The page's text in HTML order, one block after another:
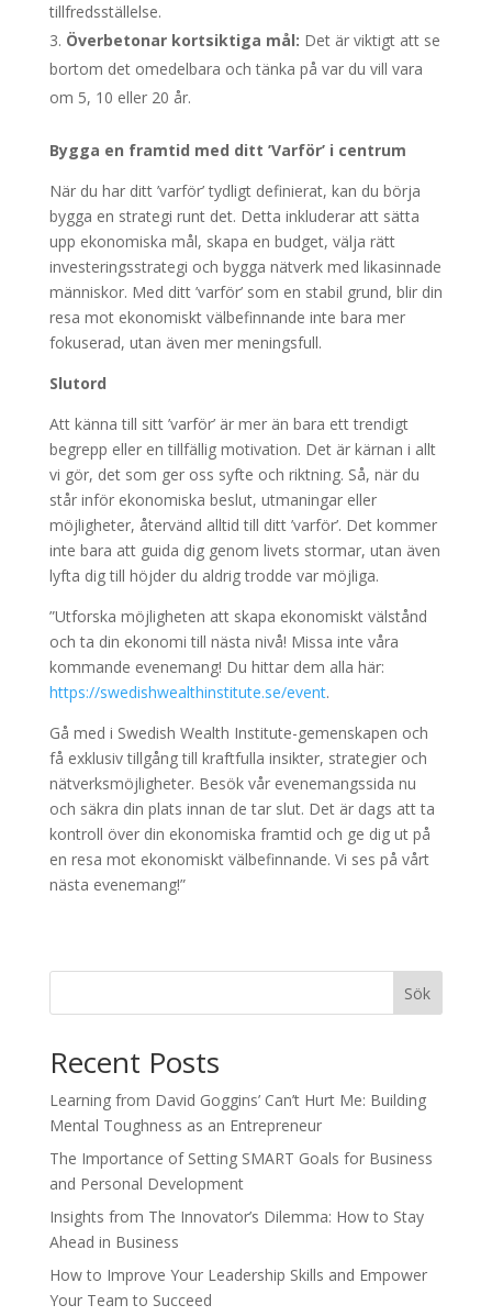
tillfredsställelse.
Överbetonar kortsiktiga mål: Det är viktigt att se
bortom det omedelbara och tänka på var du vill vara
om 5, 10 eller 20 år.
Bygga en framtid med ditt ’Varför’ i centrum
När du har ditt ’varför’ tydligt definierat, kan du börja
bygga en strategi runt det. Detta inkluderar att sätta
upp ekonomiska mål, skapa en budget, välja rätt
investeringsstrategi och bygga nätverk med likasinnade
människor. Med ditt ’varför’ som en stabil grund, blir din
resa mot ekonomiskt välbefinnande inte bara mer
fokuserad, utan även mer meningsfull.
Slutord
Att känna till sitt ’varför’ är mer än bara ett trendigt
begrepp eller en tillfällig motivation. Det är kärnan i allt
vi gör, det som ger oss syfte och riktning. Så, när du
står inför ekonomiska beslut, utmaningar eller
möjligheter, återvänd alltid till ditt ’varför’. Det kommer
inte bara att guida dig genom livets stormar, utan även
lyfta dig till höjder du aldrig trodde var möjliga.
”Utforska möjligheten att skapa ekonomiskt välstånd
och ta din ekonomi till nästa nivå! Missa inte våra
kommande evenemang! Du hittar dem alla här:
https://swedishwealthinstitute.se/event.
Gå med i Swedish Wealth Institute-gemenskapen och
få exklusiv tillgång till kraftfulla insikter, strategier och
nätverksmöjligheter. Besök vår evenemangssida nu
och säkra din plats innan de tar slut. Det är dags att ta
kontroll över din ekonomiska framtid och ge dig ut på
en resa mot ekonomiskt välbefinnande. Vi ses på vårt
nästa evenemang!”
Sök
Recent Posts
Learning from David Goggins’ Can’t Hurt Me: Building
Mental Toughness as an Entrepreneur
The Importance of Setting SMART Goals for Business
and Personal Development
Insights from The Innovator’s Dilemma: How to Stay
Ahead in Business
How to Improve Your Leadership Skills and Empower
Your Team to Succeed